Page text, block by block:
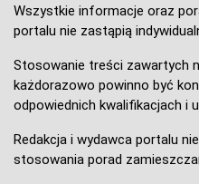
Wszystkie informacje oraz
portalu nie zastąpią
Stosowanie treści zawartych
każdorazowo powinno być
odpowiednich kwalifikacjach i
Redakcja i wydawca portalu
stosowania porad